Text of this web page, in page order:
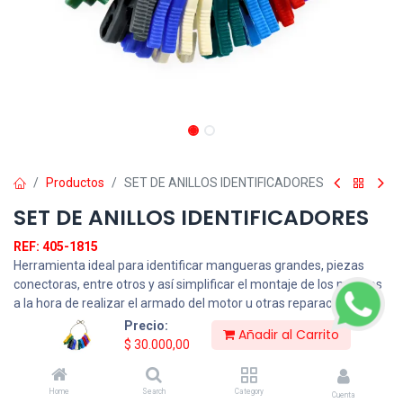
Precio:
$ 30.000,00
Añadir al Carrito
Home Search Category Cuenta
Productos SET DE ANILLOS IDENTIFICADORES
SET DE ANILLOS IDENTIFICADORES
REF: 405-1815
Herramienta ideal para identificar mangueras grandes, piezas
conectoras, entre otros y así simplificar el montaje de los mismos
a la hora de realizar el armado del motor u otras reparaciones
realizadas.
30.000,00